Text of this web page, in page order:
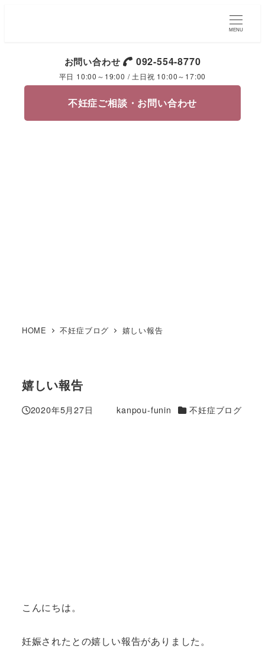
MENU
お問い合わせ 092-554-8770
平日 10:00～19:00 / 土日祝 10:00～17:00
不妊症ご相談・お問い合わせ
HOME 不妊症ブログ 嬉しい報告
嬉しい報告
投稿日
2020年5月27日 kanpou-funin カテゴリー
不妊症ブログ
こんにちは。
妊娠されたとの嬉しい報告がありました。